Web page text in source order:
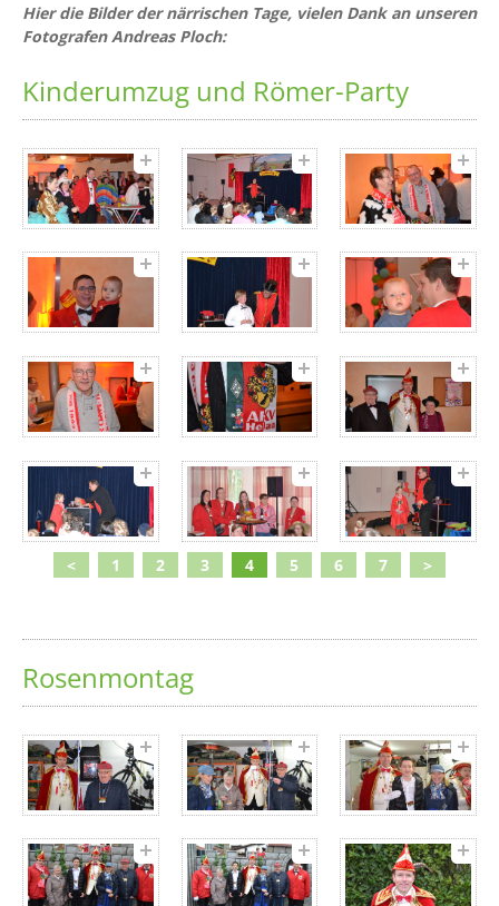
Hier die Bilder der närrischen Tage, vielen Dank an unseren
Fotografen Andreas Ploch:
Kinderumzug und Römer-Party
< 1 2 3 4 5 6 7 >
Rosenmontag